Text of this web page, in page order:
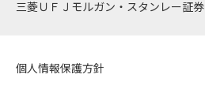
三菱ＵＦＪモルガン・スタンレー証券
個人情報保護方針